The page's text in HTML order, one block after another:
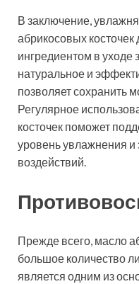
В заключение,
абрикосовых
ингредиентом в уходе
натуральное и
позволяет сохранить
Регулярное
косточек поможет
уровень увлажнения
воздействий.
Прежде всего, масло
большое количество
является одним из